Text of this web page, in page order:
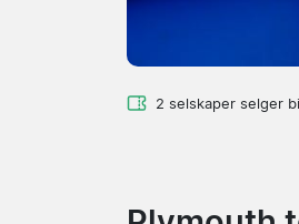
2 selskaper selger